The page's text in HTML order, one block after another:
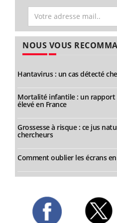
NOUS VOUS
Hantavirus : un cas détecté
Mortalité infantile : un rapport
élevé en France
Grossesse à risque : ce jus
chercheurs
Comment oublier les écrans en